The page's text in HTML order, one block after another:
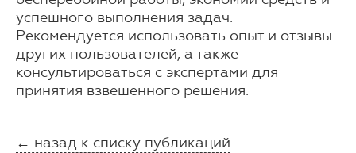
успешного выполнения задач.
Рекомендуется использовать опыт и отзывы
других пользователей, а также
консультироваться с экспертами для
принятия взвешенного решения.
← назад к списку публикаций